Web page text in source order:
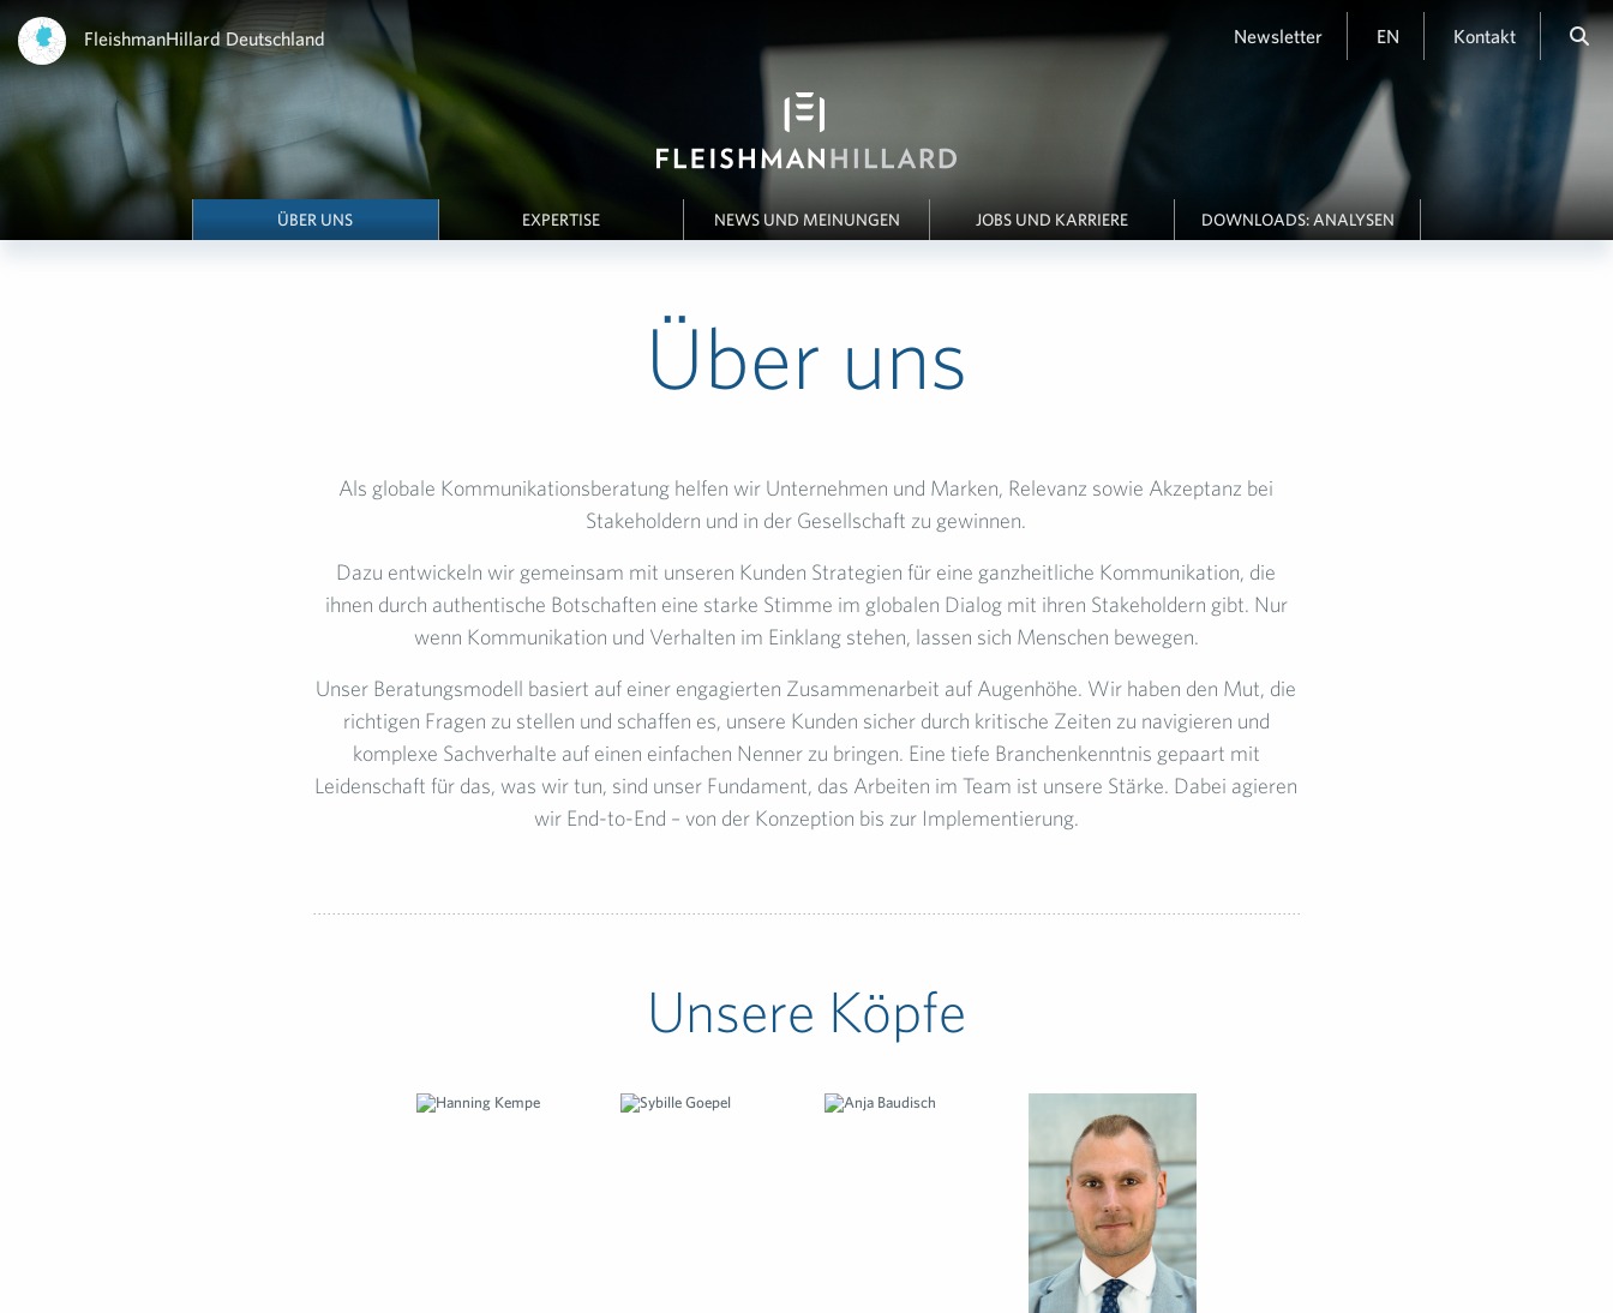
FleishmanHillard Deutschland Newsletter EN Kontakt
ÜBER UNS EXPERTISE NEWS UND MEINUNGEN JOBS UND KARRIERE DOWNLOADS: ANALYSEN
Über uns
Als globale Kommunikationsberatung helfen wir Unternehmen und Marken, Relevanz sowie Akzeptanz bei
Stakeholdern und in der Gesellschaft zu gewinnen.
Dazu entwickeln wir gemeinsam mit unseren Kunden Strategien für eine ganzheitliche Kommunikation, die
ihnen durch authentische Botschaften eine starke Stimme im globalen Dialog mit ihren Stakeholdern gibt. Nur
wenn Kommunikation und Verhalten im Einklang stehen, lassen sich Menschen bewegen.
Unser Beratungsmodell basiert auf einer engagierten Zusammenarbeit auf Augenhöhe. Wir haben den Mut, die
richtigen Fragen zu stellen und schaffen es, unsere Kunden sicher durch kritische Zeiten zu navigieren und
komplexe Sachverhalte auf einen einfachen Nenner zu bringen. Eine tiefe Branchenkenntnis gepaart mit
Leidenschaft für das, was wir tun, sind unser Fundament, das Arbeiten im Team ist unsere Stärke. Dabei agieren
wir End-to-End – von der Konzeption bis zur Implementierung.
Unsere Köpfe